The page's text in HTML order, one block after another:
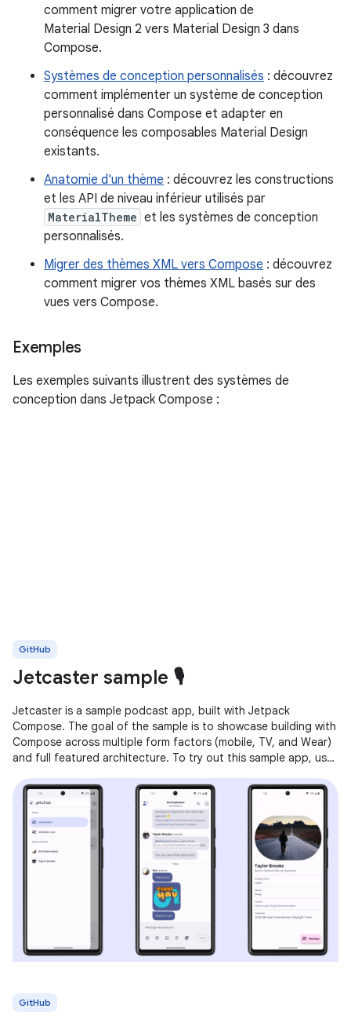
comment migrer votre application de
Material Design 2 vers Material Design 3 dans
Compose.
Systèmes de conception personnalisés : découvrez
comment implémenter un système de conception
personnalisé dans Compose et adapter en
conséquence les composables Material Design
existants.
Anatomie d'un thème : découvrez les constructions
et les API de niveau inférieur utilisés par
MaterialTheme et les systèmes de conception
personnalisés.
Migrer des thèmes XML vers Compose : découvrez
comment migrer vos thèmes XML basés sur des
vues vers Compose.
Exemples
Les exemples suivants illustrent des systèmes de
conception dans Jetpack Compose :
GitHub
Jetcaster sample 🎙️
Jetcaster is a sample podcast app, built with Jetpack
Compose. The goal of the sample is to showcase building with
Compose across multiple form factors (mobile, TV, and Wear)
and full featured architecture. To try out this sample app, use
GitHub